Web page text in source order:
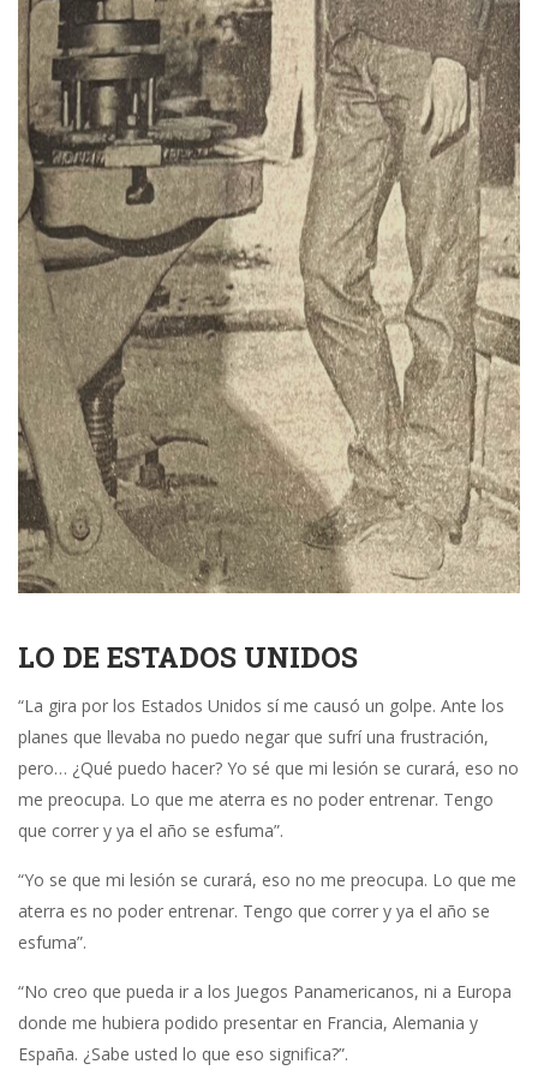
LO DE ESTADOS UNIDOS
“La gira por los Estados Unidos sí me causó un golpe. Ante los
planes que llevaba no puedo negar que sufrí una frustración,
pero… ¿Qué puedo hacer? Yo sé que mi lesión se curará, eso no
me preocupa. Lo que me aterra es no poder entrenar. Tengo
que correr y ya el año se esfuma”.
“ Yo se que mi lesión se curará, eso no me preocupa. Lo que me
aterra es no poder entrenar. Tengo que correr y ya el año se
esfuma”.
“No creo que pueda ir a los Juegos Panamericanos, ni a Europa
donde me hubiera podido presentar en Francia, Alemania y
España. ¿Sabe usted lo que eso significa?”.